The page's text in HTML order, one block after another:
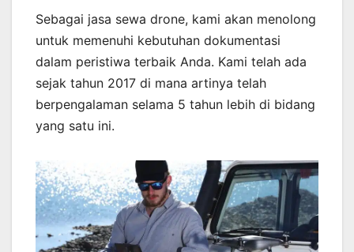
Sebagai jasa sewa drone, kami akan menolong
untuk memenuhi kebutuhan dokumentasi
dalam peristiwa terbaik Anda. Kami telah ada
sejak tahun 2017 di mana artinya telah
berpengalaman selama 5 tahun lebih di bidang
yang satu ini.